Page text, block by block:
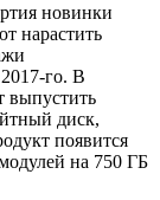
новинки
нарастить
го. В
выпустить
диск,
появится
на 750 ГБ